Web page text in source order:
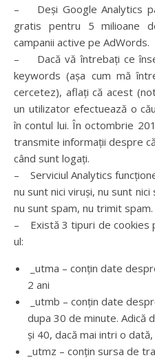
– Deși Google Analytics
gratis pentru 5 milioane
campanii active pe AdWords.
– Dacă vă întrebați ce
keywords (așa cum mă
cercetez), aflați că acest
un utilizator efectuează o
în contul lui. În octombrie
transmite informații despre
când sunt logați.
– Serviciul Analytics
nu sunt nici viruși, nu sunt
nu sunt spam, nu trimit
– Există 3 tipuri de cookies
ul:
_utma – conțin date
2 ani
_utmb – conțin date
dupa 30 de minute. Adică
și 40, dacă mai intri o
_utmz – conțin sursa de